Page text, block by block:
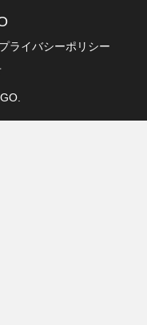
プライバシーポリシー